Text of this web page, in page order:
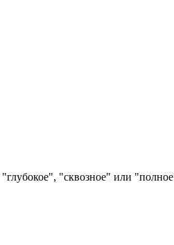
"сквозное" или